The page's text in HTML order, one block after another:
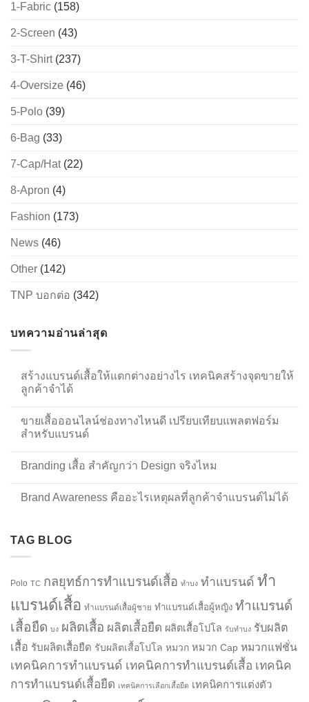
1-Fabric (158)
2-Screen (43)
3-T-Shirt(237)
4-Oversize (46)
5-Polo (39)
6-Bag (33)
7-Cap/Hat(22)
8-Apron (4)
Fashion (173)
News (46)
Other (142)
TNP บอกต่อ (342)
บทความอ่านล่าสุด
สร้างแบรนด์เสื้อให้แตกต่างอย่างไร เทคนิคสร้างจุดขายให้
ลูกค้าจำได้
ขายเสื้อออนไลน์ช่องทางไหนดี เปรียบเทียบแพลตฟอร์ม
สำหรับแบรนด์
Branding เสื้อ สำคัญกว่า Design จริงไหม
Brand Awareness คืออะไรเหตุผลที่ลูกค้าจำแบรนด์ไม่ได้
TAG BLOG
Polo TC กลยุทธ์การทำแบรนด์เสื้อ ทำบง ทำแบรนด์ ทำ
แบรนด์เสื้อ ทำแบรนด์เสื้อผู้ชาย ทำแบรนด์เสื้อผู้หญิง ทำแบรนด์
เสื้อยืด บง ผลิตเสื้อ ผลิตเสื้อยืด ผลิตเสื้อโปโล รับทำบง รับผลิต
เสื้อ รับผลิตเสื้อยืด รับผลิตเสื้อโปโล หมวก หมวก Cap หมวกแฟชั่น
เทคนิคการทำแบรนด์ เทคนิคการทำแบรนด์เสื้อ เทคนิค
การทำแบรนด์เสื้อยืด เทคนิคการเลือกเสื้อยืด เทคนิคการแต่งตัว